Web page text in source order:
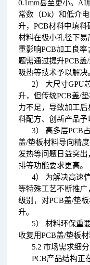
0.1mm甚至更小。AI
常数（Dk）和低介
升，PCB材料中填料
材料在极小孔径下
重影响PCB加工良
题需通过提升PCB盖
吸热等技术予以解决
2） 大尺寸GPU
升，但传统PCB盖/
力不足，导致加工
料配方、创新产品予
3） 高多层PCB
盖/垫板材料导向精
发热等问题日益突
排等功能要求更高。
4） 为解决高速
等特殊工艺不断推广
级别，对PCB盖/垫
升。
5） 材料环保重
收复用PCB盖/垫板
5.2 市场需求细
PCB产品结构正